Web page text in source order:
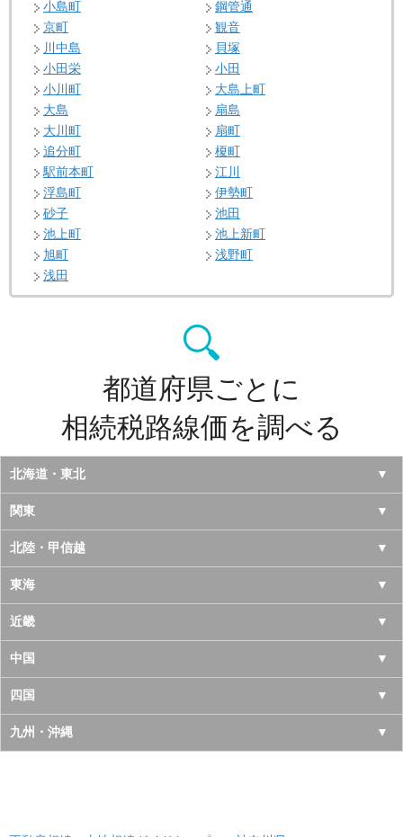
小島町
鋼管通
京町
観音
川中島
貝塚
小田栄
小田
小川町
大島上町
大島
扇島
大川町
扇町
追分町
榎町
駅前本町
江川
浮島町
伊勢町
砂子
池田
池上町
池上新町
旭町
浅野町
浅田
都道府県ごとに
相続税路線価を調べる
北海道・東北
北海道
青森県
岩手県
宮城県
秋田県
山形県
福島県
関東
東京都
神奈川県
千葉県
埼玉県
茨城県
栃木県
北陸・甲信越
山梨県
長野県
新潟県
富山県
石川県
東海
愛知県
岐阜県
三重県
静岡県
近畿
大阪府
京都府
兵庫県
中国
鳥取県
島根県
四国
徳島県
九州・沖縄